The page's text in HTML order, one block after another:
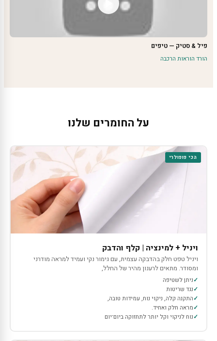
פיל & סטיק — טיפים
הורד הוראות הרכבה
על החומרים שלנו
הכי פופולרי
ויניל + למינציה | קלף והדבק
ויניל טפט חלק בהדבקה עצמית, עם גימור נקי ועמיד למראה מודרני
ומסודר. מתאים לרענון מהיר של החלל,
ניתן לשטיפה
נגד שריטות
התקנה קלה, ניקוי נוח, עמידות טובה,
מראה חלק ואחיד.
נוח לניקוי וקל יותר לתחזוקה ביום־יום